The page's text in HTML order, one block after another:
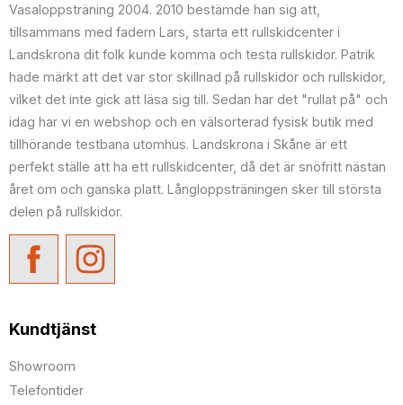
Vasaloppsträning 2004. 2010 bestämde han sig att,
tillsammans med fadern Lars, starta ett rullskidcenter i
Landskrona dit folk kunde komma och testa rullskidor. Patrik
hade märkt att det var stor skillnad på rullskidor och rullskidor,
vilket det inte gick att läsa sig till. Sedan har det "rullat på" och
idag har vi en webshop och en välsorterad fysisk butik med
tillhörande testbana utomhus. Landskrona i Skåne är ett
perfekt ställe att ha ett rullskidcenter, då det är snöfritt nästan
året om och ganska platt. Långloppsträningen sker till största
delen på rullskidor.
Kundtjänst
Showroom
Telefontider